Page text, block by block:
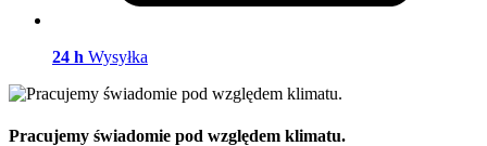
24 h Wysyłka
Pracujemy świadomie pod względem klimatu.